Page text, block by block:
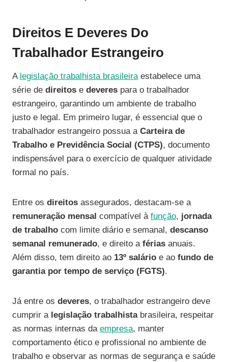
Direitos E Deveres Do
Trabalhador Estrangeiro
A legislação trabalhista brasileiraestabelece uma
série de direitos e deveres para o trabalhador
estrangeiro, garantindo um ambiente de trabalho
justo e legal. Em primeiro lugar, é essencial que o
trabalhador estrangeiro possua a Carteira de
Trabalho e Previdência Social (CTPS), documento
indispensável para o exercício de qualquer atividade
formal no país.
Entre os direitos assegurados, destacam-se a
remuneração mensal compatível à função, jornada
de trabalho com limite diário e semanal, descanso
semanal remunerado, e direito a férias anuais.
Além disso, tem direito ao 13º salário e ao fundo de
garantia por tempo de serviço (FGTS).
Já entre os deveres, o trabalhador estrangeiro deve
cumprir a legislação trabalhistabrasileira, respeitar
as normas internas da empresa, manter
comportamento ético e profissional no ambiente de
trabalho e observar as normas de segurança e saúde